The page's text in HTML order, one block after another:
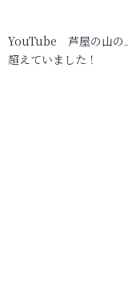
YouTube 芦屋の山の
超えていました！